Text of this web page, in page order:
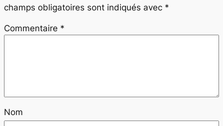
champs obligatoires sont indiqués avec *
Commentaire *
Nom